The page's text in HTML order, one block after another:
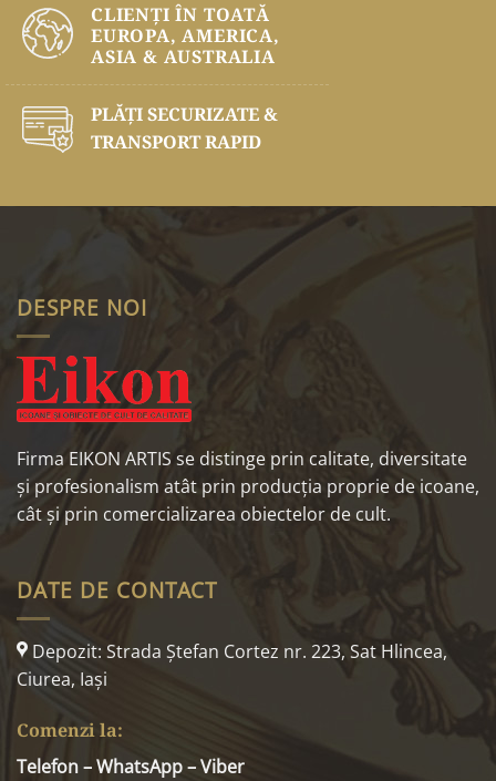
CLIENȚI ÎN TOATĂ
EUROPA, AMERICA,
ASIA & AUSTRALIA
PLĂŢI SECURIZATE &
TRANSPORT RAPID
DESPRE NOI
Firma EIKON ARTIS se distinge prin calitate, diversitate
și profesionalism atât prin producția proprie de icoane,
cât și prin comercializarea obiectelor de cult.
DATE DE CONTACT
Depozit: Strada Ştefan Cortez nr. 223, Sat Hlincea,
Ciurea, Iaşi
Comenzi la:
Telefon – WhatsApp – Viber